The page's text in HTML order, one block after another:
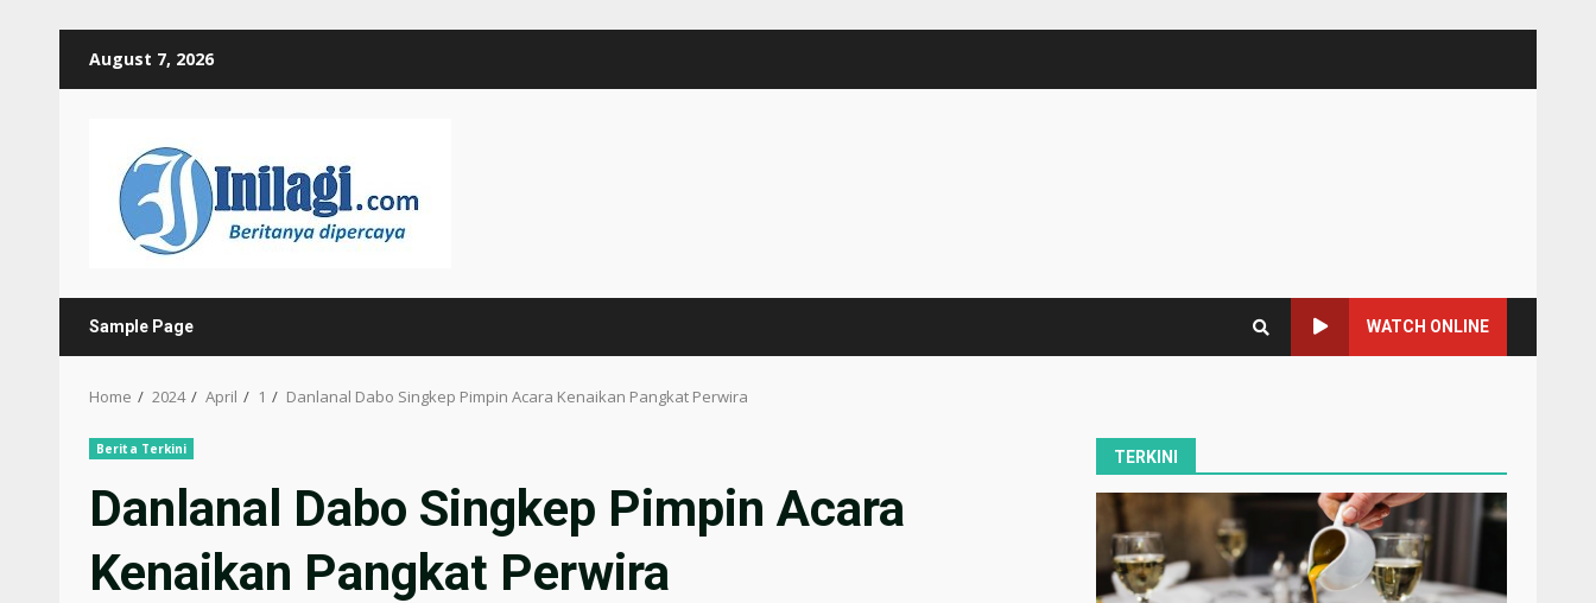
August 7, 2026
Sample Page WATCH ONLINE
Home 2024 April 1 Danlanal Dabo Singkep Pimpin Acara Kenaikan Pangkat Perwira
Berita Terkini
Danlanal Dabo Singkep Pimpin Acara
Kenaikan Pangkat Perwira
TERKINI